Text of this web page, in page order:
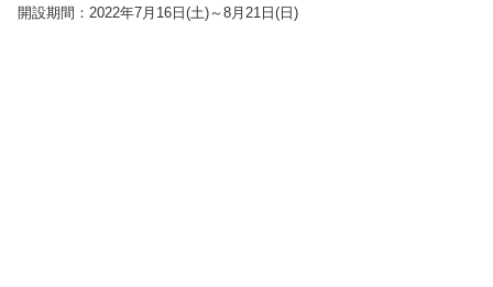
開設期間：2022年7月16日(土)～8月21日(日)